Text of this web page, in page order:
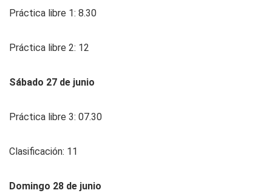
Práctica libre 1: 8.30
Práctica libre 2: 12
Sábado 27 de junio
Práctica libre 3: 07.30
Clasificación: 11
Domingo 28 de junio